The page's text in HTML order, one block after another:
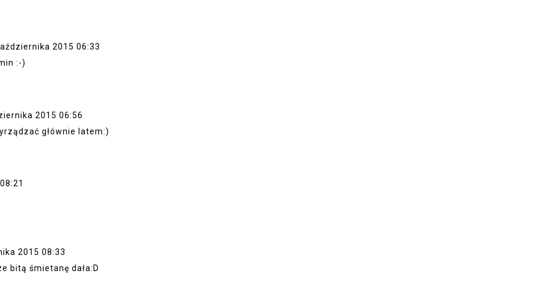
2015 06:33
:-)
2015 06:56
głównie latem:)
2015 08:33
bitą śmietanę dała:D